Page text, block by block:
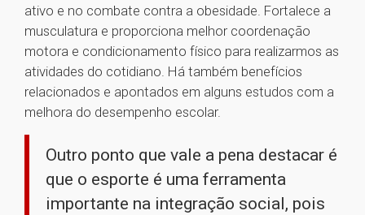
ativo e no combate contra a obesidade. Fortalece a
musculatura e proporciona melhor coordenação
motora e condicionamento físico para realizarmos as
atividades do cotidiano. Há também benefícios
relacionados e apontados em alguns estudos com a
melhora do desempenho escolar.
Outro ponto que vale a pena destacar é
que o esporte é uma ferramenta
importante na integração social, pois